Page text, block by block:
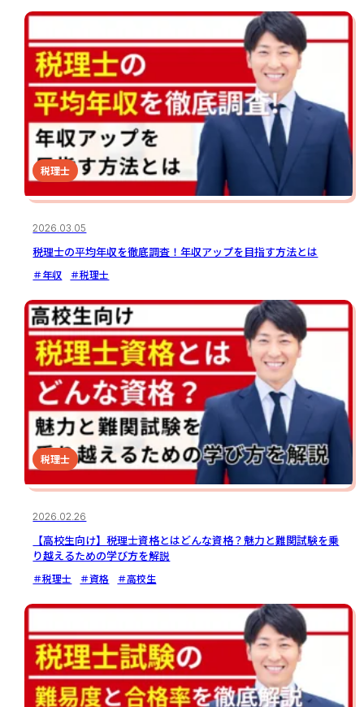
税理士
2026.03.05
税理士の平均年収を徹底調査！年収アップを目指す方法とは
＃年収 ＃税理士
税理士
2026.02.26
【高校生向け】税理士資格とはどんな資格？魅力と難関試験を乗
り越えるための学び方を解説
＃税理士 ＃資格 ＃高校生